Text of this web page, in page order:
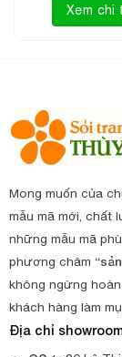
Xem chi
Mong muốn của
mẫu mã mới, chất
những mẫu mã
phương châm
không ngừng
khách hàng làm
Địa chỉ